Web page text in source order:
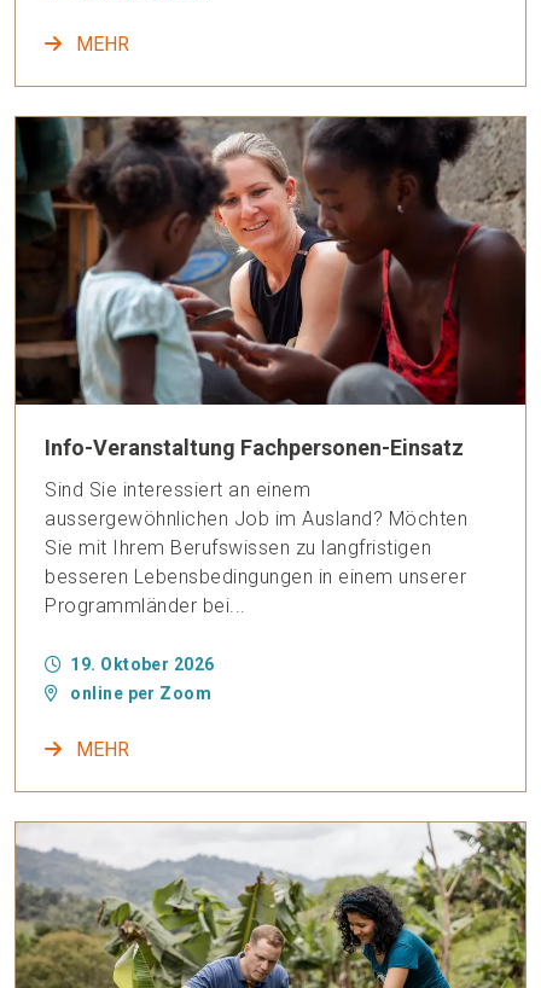
MEHR
Info-Veranstaltung Fachpersonen-Einsatz
Sind Sie interessiert an einem
aussergewöhnlichen Job im Ausland? Möchten
Sie mit Ihrem Berufswissen zu langfristigen
besseren Lebensbedingungen in einem unserer
Programmländer bei...
19. Oktober 2026
online per Zoom
MEHR